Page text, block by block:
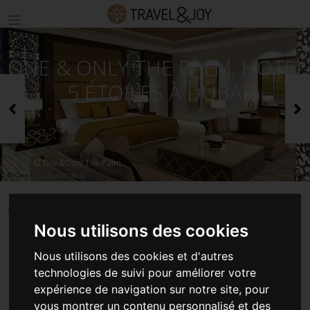
Nous utilisons des cookies
Nous utilisons des cookies et d'autres
technologies de suivi pour améliorer votre
expérience de navigation sur notre site, pour
vous montrer un contenu personnalisé et des
ONE & ONLY THE PALM, HÔTEL
5 ÉTOILES À DUBAI
© One&Only The Palm
Précédent
ACCUEIL
ONE & ONLY THE PALM,